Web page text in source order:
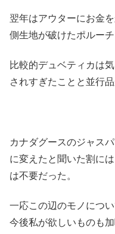
翌年はアウターにお金
側生地が破けたポルー
比較的デュベティカは
されすぎたことと並行
カナダグースのジャス
に変えたと聞いた割に
は不要だった。
一応この辺のモノにつ
今後私が欲しいものも